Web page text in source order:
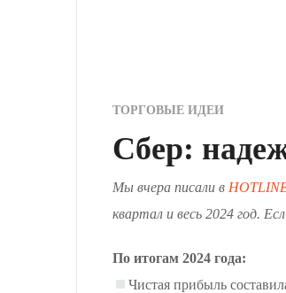
ТОРГОВЫЕ ИДЕИ
Сбер:
Мы вчера писали в
квартал и весь 2024 год.
По итогам 2024 года:
Чистая прибыль